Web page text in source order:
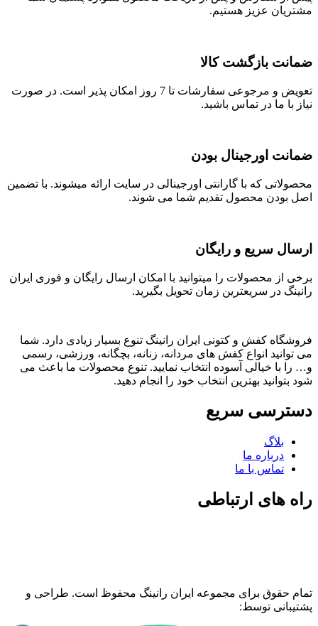
مشتریان عزیز هستیم.
ضمانت بازگشت کالا
تعویض و مرجوعی سفارشات تا 7 روز امکان پذیر است. در صورت
نیاز با ما در تماس باشید.
ضمانت اورجینال بودن
محصولاتی که با گارانتی اورجینالی در سایت ارائه میشوند. با تضمین
اصل بودن محصول تقدیم شما می شوند.
ارسال سریع و رایگان
برخی از محصولات را میتوانید با امکان ارسال رایگان و فوری ایران
رانینگ در سریعترین زمان تحویل بگیرید.
فروشگاه کفش و کتونی ایران رانینگ تنوع بسیار زیادی دارد. شما
می توانید انواع کفش های مردانه، زنانه، بچگانه، ورزشی، رسمی
و… را با خیالی آسوده انتخاب نمایید. تنوع محصولات ما باعث می
شود بتوانید بهترین انتخاب خود را انجام دهید.
دسترسی سریع
بلاگ
درباره ما
تماس با ما
راه های ارتباطی
تمام حقوق برای مجموعه ایران رانینگ محفوظ است. طراحی و
پشتیبانی توسط: